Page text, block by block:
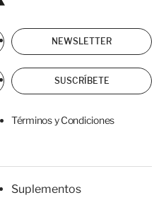
NEWSLETTER
SUSCRÍBETE
Términos y Condiciones
Suplementos